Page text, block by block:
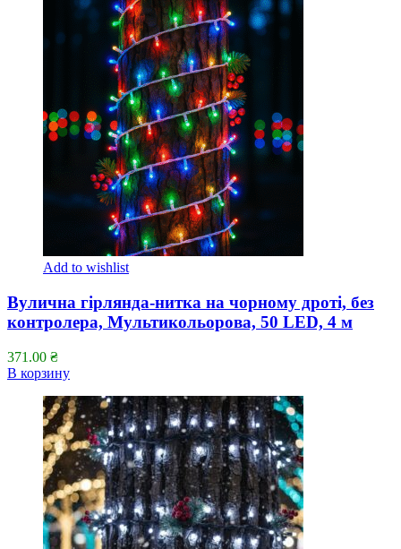
Add to wishlist
Вулична гірлянда-нитка на чорному дроті, без
контролера, Мультикольорова, 50 LED, 4 м
371.00 ₴
В корзину